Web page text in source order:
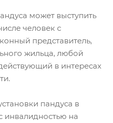
может выступить
человек с
представитель,
жильца, любой
в интересах
пандуса в
инвалидностью на